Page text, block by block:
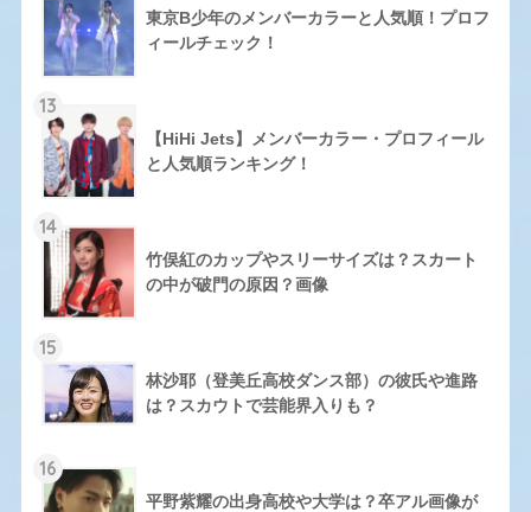
東京B少年のメンバーカラーと人気順！プロフ
ィールチェック！
13
【HiHi Jets】メンバーカラー・プロフィール
と人気順ランキング！
14
竹俣紅のカップやスリーサイズは？スカート
の中が破門の原因？画像
15
林沙耶（登美丘高校ダンス部）の彼氏や進路
は？スカウトで芸能界入りも？
16
平野紫耀の出身高校や大学は？卒アル画像が